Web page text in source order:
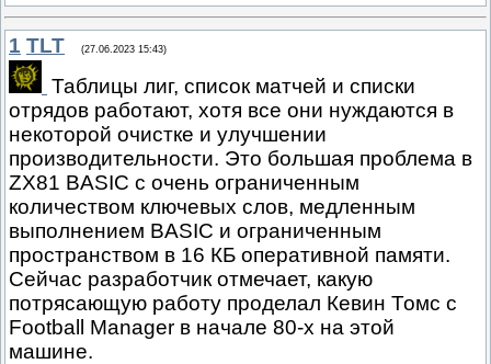
1 TLT (27.06.2023 15:43)
Таблицы лиг, список матчей и списки
отрядов работают, хотя все они нуждаются в
некоторой очистке и улучшении
производительности. Это большая проблема в
ZX81 BASIC с очень ограниченным
количеством ключевых слов, медленным
выполнением BASIC и ограниченным
пространством в 16 КБ оперативной памяти.
Сейчас разработчик отмечает, какую
потрясающую работу проделал Кевин Томс с
Football Manager в начале 80-х на этой
машине.